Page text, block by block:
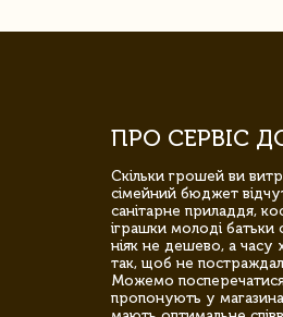
ПРО СЕРВІС
Скільки грошей ви
сімейний бюджет
санітарне приладдя,
іграшки молоді
ніяк не дешево, а часу
так, щоб не
Можемо
пропонують у